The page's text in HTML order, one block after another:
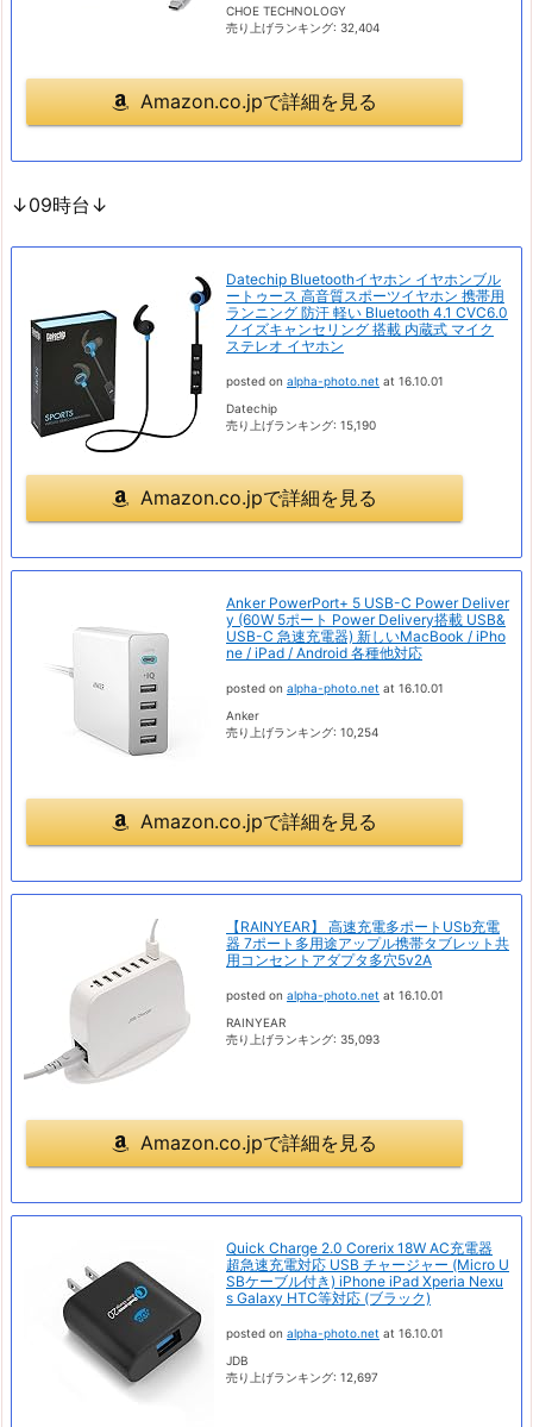
CHOE TECHNOLOGY
売り上げランキング: 32,404
Amazon.co.jpで詳細を見る
↓09時台↓
Datechip Bluetoothイヤホン イヤホンブル
ートゥース 高音質スポーツイヤホン 携帯用
ランニング 防汗 軽い Bluetooth 4.1 CVC6.0
ノイズキャンセリング 搭載 内蔵式 マイク
ステレオ イヤホン
posted on alpha-photo.net at 16.10.01
Datechip
売り上げランキング: 15,190
Amazon.co.jpで詳細を見る
Anker PowerPort+ 5 USB-C Power Deliver
y (60W 5ポート Power Delivery搭載 USB&
USB-C 急速充電器) 新しいMacBook / iPho
ne / iPad / Android 各種他対応
posted on alpha-photo.net at 16.10.01
Anker
売り上げランキング: 10,254
Amazon.co.jpで詳細を見る
【RAINYEAR】 高速充電多ポートUSb充電
器 7ポート多用途アップル携帯タブレット共
用コンセントアダプタ多穴5v2A
posted on alpha-photo.net at 16.10.01
RAINYEAR
売り上げランキング: 35,093
Amazon.co.jpで詳細を見る
Quick Charge 2.0 Corerix 18W AC充電器
超急速充電対応 USB チャージャー (Micro U
SBケーブル付き) iPhone iPad Xperia Nexu
s Galaxy HTC等対応 (ブラック)
posted on alpha-photo.net at 16.10.01
JDB
売り上げランキング: 12,697